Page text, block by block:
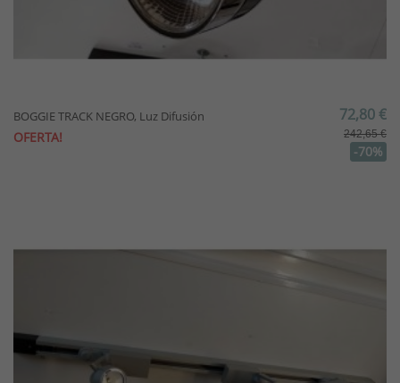
BOGGIE TRACK NEGRO, Luz Difusión
OFERTA!
72,80 €
242,65 €
-70%